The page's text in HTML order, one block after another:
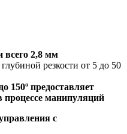
всего 2,8 мм
резкости от 5 до 50
150º предоставляет
манипуляций
с